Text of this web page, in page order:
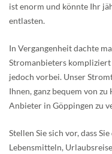
ist enorm und könnte Ihr
entlasten.
In Vergangenheit dachte
Stromanbieters
jedoch vorbei. Unser
Ihnen, ganz bequem von
Anbieter in Göppingen zu
Stellen Sie sich vor, dass
Lebensmitteln,